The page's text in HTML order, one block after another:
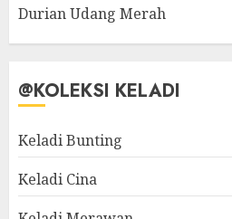
Durian Udang Merah
@KOLEKSI KELADI
Keladi Bunting
Keladi Cina